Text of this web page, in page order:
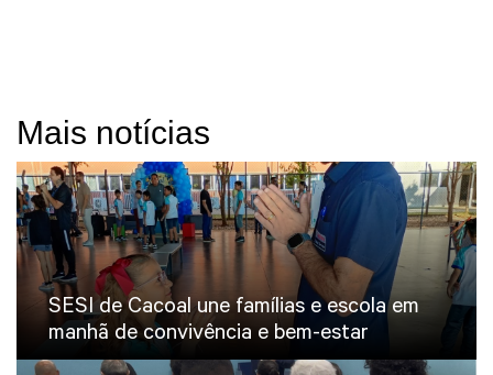
Mais notícias
SESI de Cacoal une famílias e escola em
manhã de convivência e bem-estar